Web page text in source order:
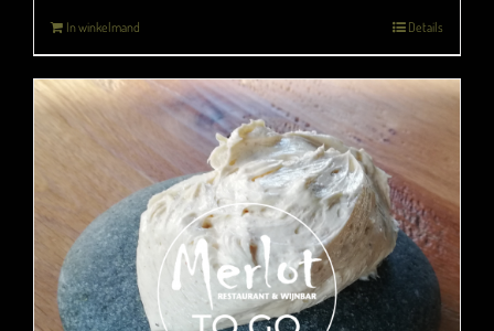
In winkelmand Details